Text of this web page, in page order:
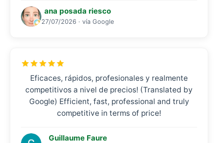
ana posada riesco
27/07/2026 · vía Google
Eficaces, rápidos, profesionales y realmente
competitivos a nivel de precios! (Translated by
Google) Efficient, fast, professional and truly
competitive in terms of price!
Guillaume Faure